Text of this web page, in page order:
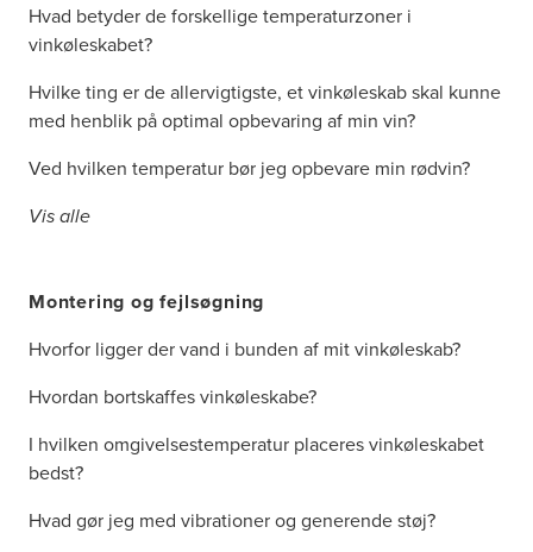
Hvad betyder de forskellige temperaturzoner i
vinkøleskabet?
Hvilke ting er de allervigtigste, et vinkøleskab skal kunne
med henblik på optimal opbevaring af min vin?
Ved hvilken temperatur bør jeg opbevare min rødvin?
Vis alle
Montering og fejlsøgning
Hvorfor ligger der vand i bunden af mit vinkøleskab?
Hvordan bortskaffes vinkøleskabe?
I hvilken omgivelsestemperatur placeres vinkøleskabet
bedst?
Hvad gør jeg med vibrationer og generende støj?